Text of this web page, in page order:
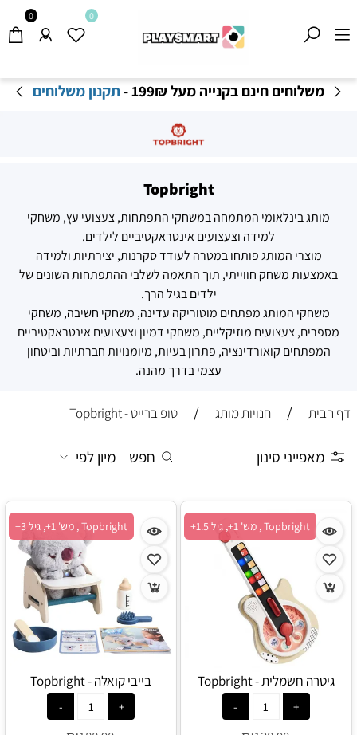
משלוחים חינם בקנייה מעל 199 ₪
- תקנון משלוחים
0 0
Topbright
מותג בינלאומי המתמחה במשחקי התפתחות, צעצועי עץ, משחקי
למידה וצעצועים אינטראקטיביים לילדים.
מוצרי המותג פותחו במטרה לעודד סקרנות, יצירתיות ולמידה
באמצעות משחק חווייתי, תוך התאמה לשלבי ההתפתחות השונים של
ילדים בגיל הרך.
משחקי המותג מפתחים מוטוריקה עדינה, משחקי חשיבה, משחקי
מספרים, צעצועים מוזיקליים, משחקי דמיון וצעצועים אינטראקטיביים
המפתחים קואורדינציה, פתרון בעיות, מיומנויות חברתיות וביטחון
עצמי בדרך מהנה.
דף הבית / חנויות מותג / טופ ברייט - Topbright
מאפייני סינון חפש מיון לפי
Topbright , מש' 1+, גיל 1.5+
גיטרה חשמלית - Topbright
Topbright , מש' 1+, גיל 3+
בייבי קואלה - Topbright